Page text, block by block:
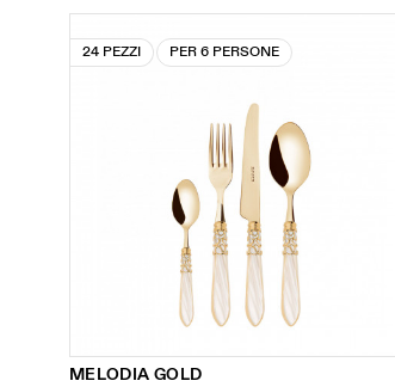
24 PEZZI PER 6 PERSONE
MELODIA GOLD